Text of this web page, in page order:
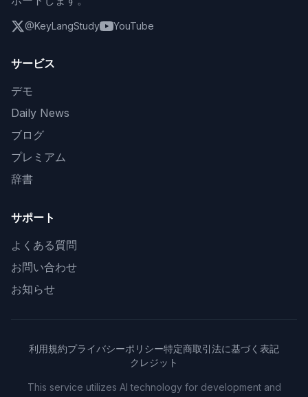
@KeyLangStudy YouTube
サービス
デモ
Daily News
ブログ
プレミアム
辞書
サポート
よくある質問
お問い合わせ
お知らせ
利用規約プライバシーポリシー特定商取引法に基づく表記
クレジット
This service utilizes AI technology for development and